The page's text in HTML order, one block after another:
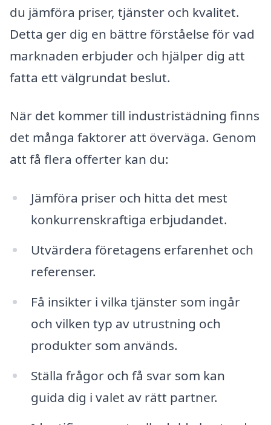
du jämföra priser, tjänster och kvalitet.
Detta ger dig en bättre förståelse för vad
marknaden erbjuder och hjälper dig att
fatta ett välgrundat beslut.
När det kommer till industristädning finns
det många faktorer att överväga. Genom
att få flera offerter kan du:
Jämföra priser och hitta det mest
konkurrenskraftiga erbjudandet.
Utvärdera företagens erfarenhet och
referenser.
Få insikter i vilka tjänster som ingår
och vilken typ av utrustning och
produkter som används.
Ställa frågor och få svar som kan
guida dig i valet av rätt partner.